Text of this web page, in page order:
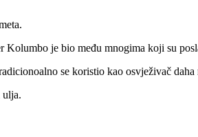
je bio među mnogima koji su
se koristio kao osvježivač
ulja.